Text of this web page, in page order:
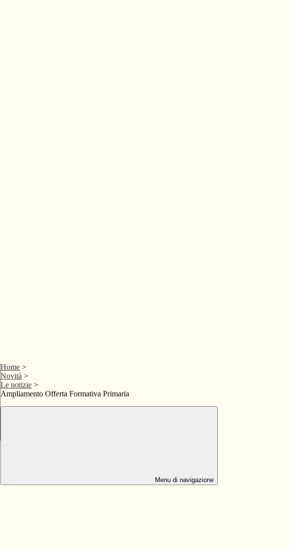
Home >
Novità >
Le notizie >
Ampliamento Offerta Formativa Primaria
Menu di navigazione